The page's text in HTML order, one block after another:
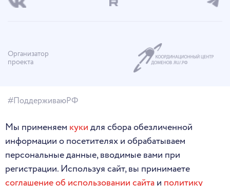
#ПоддерживаюРФ
Организатор
проекта
Мы применяем кукидля сбора обезличенной
информации о посетителях и обрабатываем
персональные данные, вводимые вами при
регистрации. Используя сайт, вы принимаете
соглашение об использовании сайтаи политику